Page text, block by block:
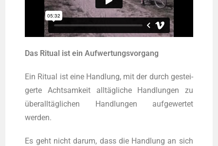
Das Ritu­al ist ein Aufwertungsvorgang
Ein Ritu­al ist eine Hand­lung, mit der durch gestei­
ger­te Acht­sam­keit alltägliche Hand­lun­gen zu
überalltäglichen Hand­lun­gen auf­ge­wer­tet
werden.
Es geht nicht dar­um, dass die Hand­lung an sich